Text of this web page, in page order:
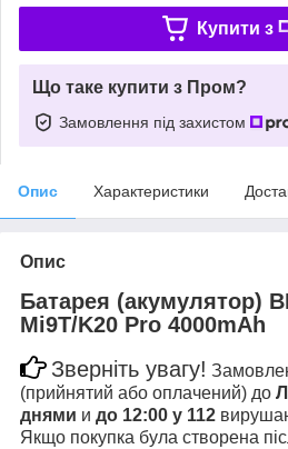
Купити з
Що таке купити з Пром?
Замовлення під захистом
Опис Характеристики
Опис
Батарея (акумулятор)
Mi9T/K20 Pro 4000mAh
Зверніть увагу!
(прийнятий або оплачений) до
днями и до 12:00 у 112
Якщо покупка була створена